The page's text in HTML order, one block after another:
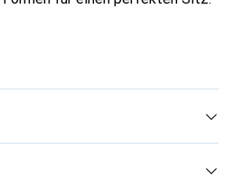
ist international für ihre